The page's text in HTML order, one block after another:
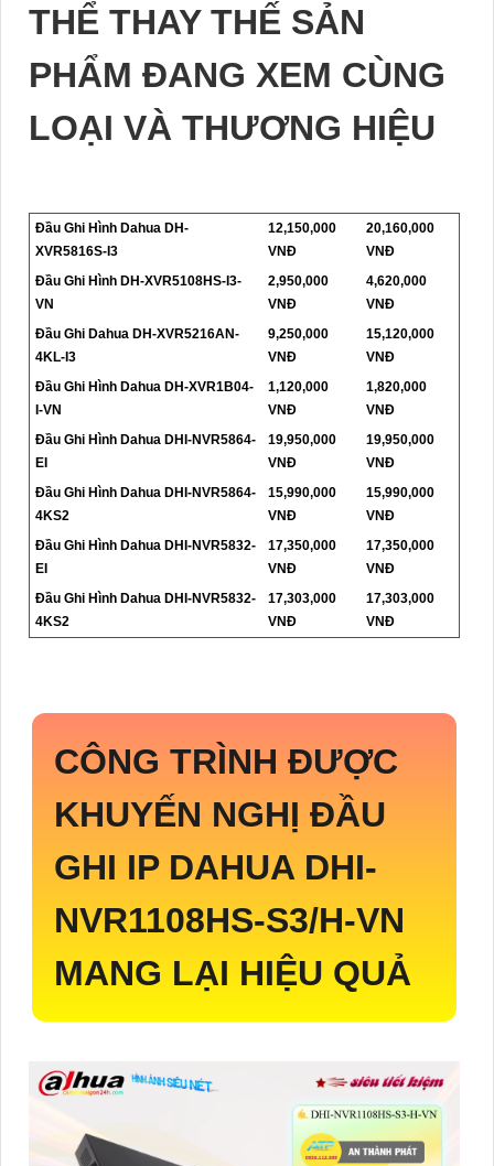
THỂ THAY THẾ SẢN
PHẨM ĐANG XEM CÙNG
LOẠI VÀ THƯƠNG HIỆU
Đầu Ghi Hình Dahua DH-
XVR5816S-I3
12,150,000
VNĐ
20,160,000
VNĐ
Đầu Ghi Hình DH-XVR5108HS-I3-
VN
2,950,000
VNĐ
4,620,000
VNĐ
Đầu Ghi Dahua DH-XVR5216AN-
4KL-I3
9,250,000
VNĐ
15,120,000
VNĐ
Đầu Ghi Hình Dahua DH-XVR1B04-
I-VN
1,120,000
VNĐ
1,820,000
VNĐ
Đầu Ghi Hình Dahua DHI-NVR5864-
EI
19,950,000
VNĐ
19,950,000
VNĐ
Đầu Ghi Hình Dahua DHI-NVR5864-
4KS2
15,990,000
VNĐ
15,990,000
VNĐ
Đầu Ghi Hình Dahua DHI-NVR5832-
EI
17,350,000
VNĐ
17,350,000
VNĐ
Đầu Ghi Hình Dahua DHI-NVR5832-
4KS2
17,303,000
VNĐ
17,303,000
VNĐ
CÔNG TRÌNH ĐƯỢC
KHUYẾN NGHỊ ĐẦU
GHI IP DAHUA DHI-
NVR1108HS-S3/H-VN
MANG LẠI HIỆU QUẢ